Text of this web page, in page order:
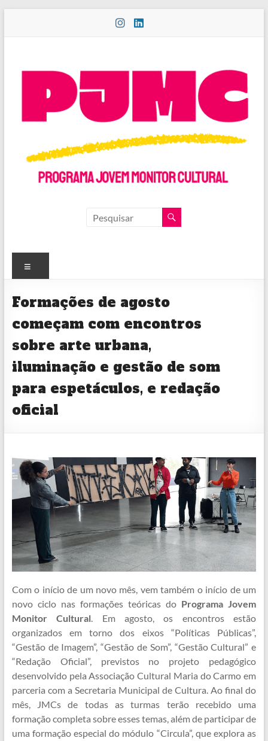
PROGRAMA
MONITOR
CULTURAL
Formações de agosto
começam com encontros
sobre arte urbana,
iluminação e gestão de som
para espetáculos, e redação
oficial
Com o início de um novo mês, vem também o início de um
novo ciclo nas formações teóricas do Programa Jovem
Monitor Cultural. Em agosto, os encontros estão
organizados em torno dos eixos “Políticas Públicas”,
“Gestão de Imagem”, “Gestão de Som”, “Gestão Cultural” e
“Redação Oficial”, previstos no projeto pedagógico
desenvolvido pela Associação Cultural Maria do Carmo em
parceria com a Secretaria Municipal de Cultura. Ao final do
mês, JMCs de todas as turmas terão recebido uma
formação completa sobre esses temas, além de participar de
uma formação especial do módulo “Circula”, que explora as